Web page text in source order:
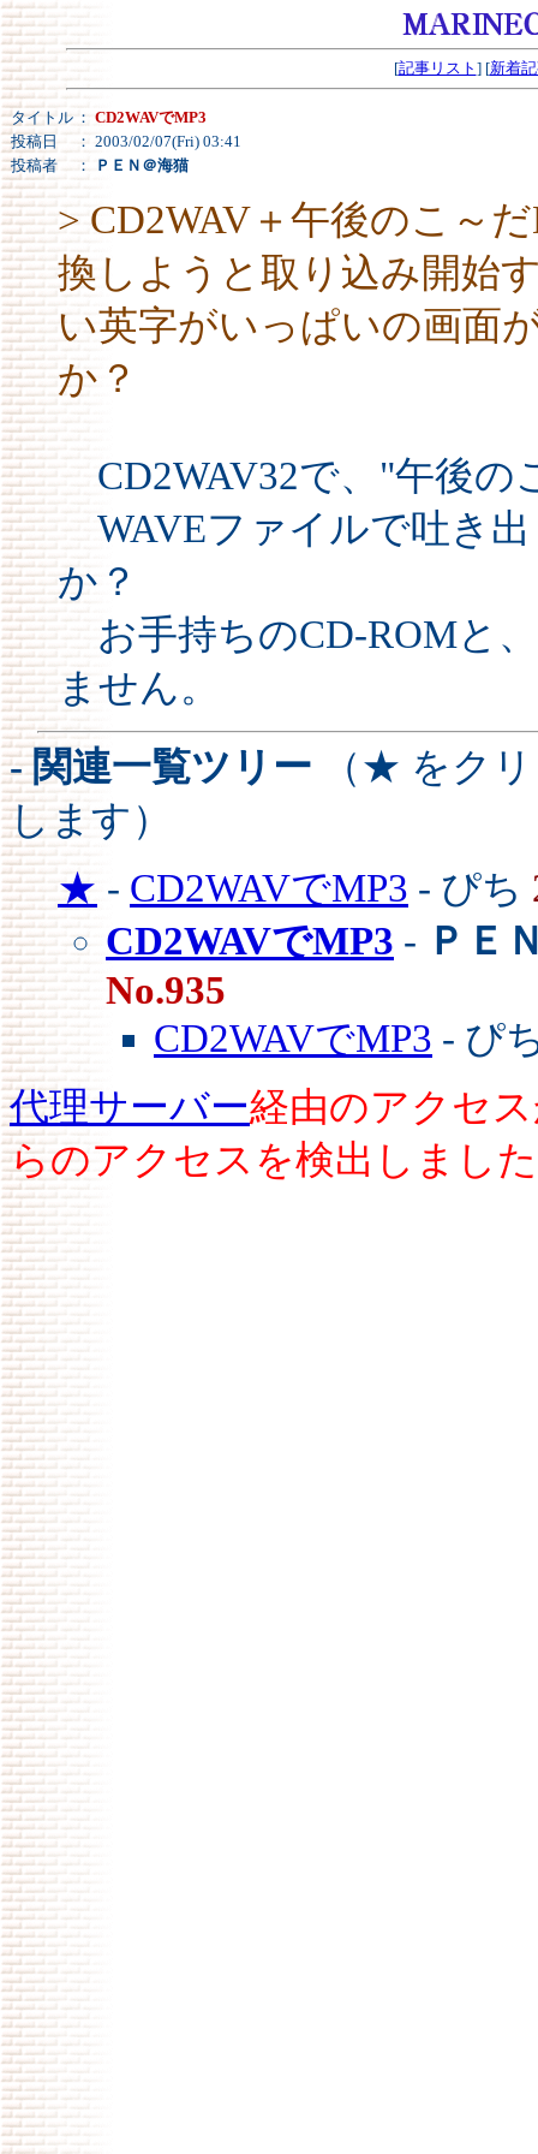
[記事リスト ] [新着
タイトル ： CD2WAVでMP3
投稿日
： 2003/02/07(Fri) 03:41
投稿者
： ＰＥＮ＠海猫
> CD2WAV＋午後のこ～
換しようと取り込み開始
い英字がいっぱいの画面
か？
CD2WAV32で、"午後の
WAVEファイルで吐き出
か？
お手持ちのCD-ROMと
ません。
- 関連一覧ツリー （★ をク
します）
★ - CD2WAVでMP3 - ぴち
CD2WAVでMP3 -
ＰＥ
No.935
CD2WAVでMP3 - ぴ
代理サーバー経由のアクセ
らのアクセスを検出しまし